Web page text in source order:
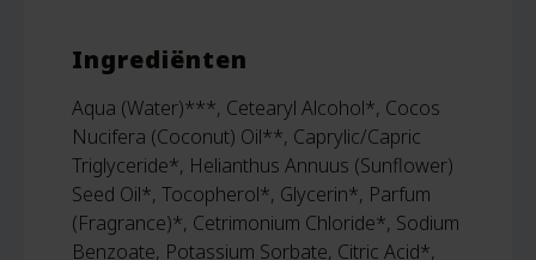
Ingrediënten
Aqua (Water)***, Cetearyl Alcohol*, Cocos
Nucifera (Coconut) Oil**, Caprylic/Capric
Triglyceride*, Helianthus Annuus (Sunflower)
Seed Oil*, Tocopherol*, Glycerin*, Parfum
(Fragrance)*, Cetrimonium Chloride*, Sodium
Benzoate, Potassium Sorbate, Citric Acid*,